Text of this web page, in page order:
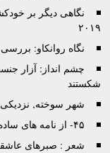
نگاهی دیگر بر
۲۰۱۹
نگاه روانکاو:
چشم انداز: آزار
شکستند
شهر سوخته, نزدیکی زابل
۴۵- از نامه های ساده و هر روزه :
شعر : صبرهای